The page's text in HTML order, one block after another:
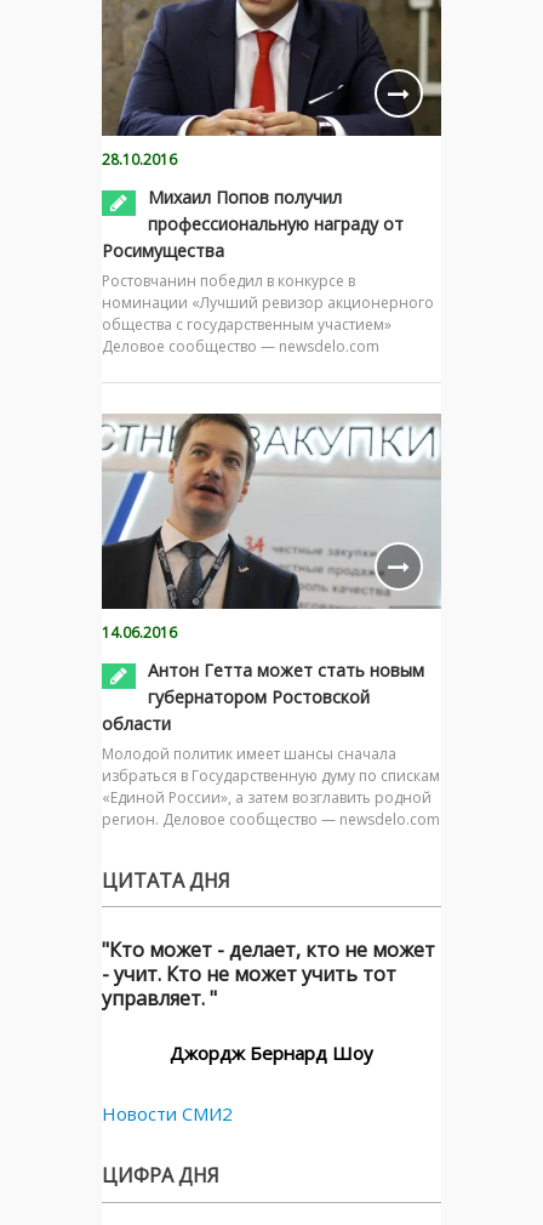
28.10.2016
Михаил Попов получил
профессиональную награду от
Росимущества
Ростовчанин победил в конкурсе в
номинации «Лучший ревизор акционерного
общества с государственным участием»
Деловое сообщество — newsdelo.com
14.06.2016
Антон Гетта может стать новым
губернатором Ростовской
области
Молодой политик имеет шансы сначала
избраться в Государственную думу по спискам
«Единой России», а затем возглавить родной
регион. Деловое сообщество — newsdelo.com
ЦИТАТА ДНЯ
"Кто может - делает, кто не может
- учит. Кто не может учить тот
управляет. "
Джордж Бернард Шоу
Новости СМИ2
ЦИФРА ДНЯ